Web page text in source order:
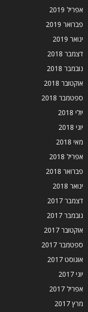
אפריל 2019
פברואר 2019
ינואר 2019
דצמבר 2018
נובמבר 2018
אוקטובר 2018
ספטמבר 2018
יולי 2018
יוני 2018
מאי 2018
אפריל 2018
פברואר 2018
ינואר 2018
דצמבר 2017
נובמבר 2017
אוקטובר 2017
ספטמבר 2017
אוגוסט 2017
יוני 2017
אפריל 2017
מרץ 2017